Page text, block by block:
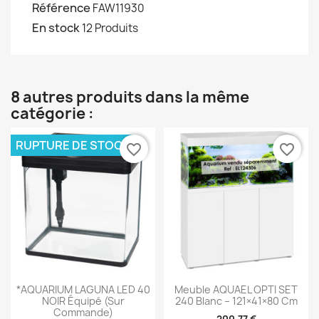
Référence FAW11930
En stock12 Produits
8 autres produits dans la même
catégorie :
*AQUARIUM LAGUNA LED 40
NOIR Équipé (sur
Commande)
RUPTURE DE STOCKfavorite_border
Meuble AQUAEL OPTI SET
240 Blanc – 121×41×80 Cm
favorite_border